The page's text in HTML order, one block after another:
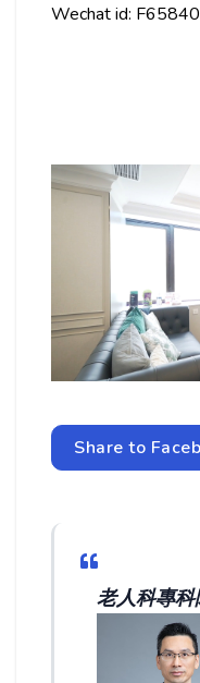
Wechat id:
Share to
老人科專